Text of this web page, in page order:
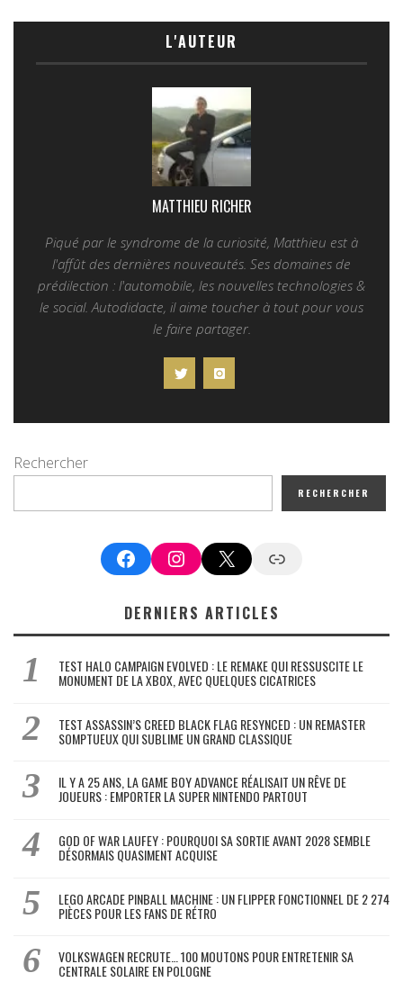
L'AUTEUR
MATTHIEU RICHER
Piqué par le syndrome de la curiosité, Matthieu est à
l'affût des dernières nouveautés. Ses domaines de
prédilection : l'automobile, les nouvelles technologies &
le social. Autodidacte, il aime toucher à tout pour vous
le faire partager.
Rechercher
RECHERCHER
FacebookInstagram
X Google News
DERNIERS ARTICLES
TEST HALO CAMPAIGN EVOLVED : LE REMAKE QUI RESSUSCITE LE
MONUMENT DE LA XBOX, AVEC QUELQUES CICATRICES
TEST ASSASSIN’S CREED BLACK FLAG RESYNCED : UN REMASTER
SOMPTUEUX QUI SUBLIME UN GRAND CLASSIQUE
IL Y A 25 ANS, LA GAME BOY ADVANCE RÉALISAIT UN RÊVE DE
JOUEURS : EMPORTER LA SUPER NINTENDO PARTOUT
GOD OF WAR LAUFEY : POURQUOI SA SORTIE AVANT 2028 SEMBLE
DÉSORMAIS QUASIMENT ACQUISE
LEGO ARCADE PINBALL MACHINE : UN FLIPPER FONCTIONNEL DE 2 274
PIÈCES POUR LES FANS DE RÉTRO
VOLKSWAGEN RECRUTE… 100 MOUTONS POUR ENTRETENIR SA
CENTRALE SOLAIRE EN POLOGNE